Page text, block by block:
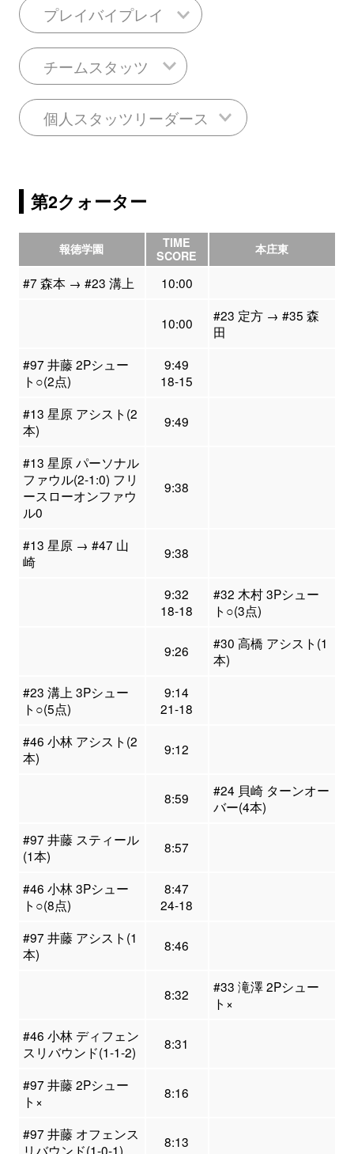
プレイバイプレイ
チームスタッツ
個人スタッツリーダース
第2クォーター
報徳学園
TIME
SCORE
本庄東
#7 森本 → #23 溝上 10:00
10:00
#23 定方 → #35 森
田
#97 井藤 2Pシュー
ト○(2点)
9:49
18-15
#13 星原 アシスト(2
本)
9:49
#13 星原 パーソナル
ファウル(2-1:0) フリ
ースローオンファウ
ル0
9:38
#13 星原 → #47 山
崎
9:38
9:32
18-18
#32 木村 3Pシュー
ト○(3点)
9:26
#30 高橋 アシスト(1
本)
#23 溝上 3Pシュー
ト○(5点)
9:14
21-18
#46 小林 アシスト(2
本)
9:12
8:59
#24 貝崎 ターンオー
バー(4本)
#97 井藤 スティール
(1本)
8:57
#46 小林 3Pシュー
ト○(8点)
8:47
24-18
#97 井藤 アシスト(1
本)
8:46
8:32
#33 滝澤 2Pシュー
ト×
#46 小林 ディフェン
スリバウンド(1-1-2)
8:31
#97 井藤 2Pシュー
ト×
8:16
#97 井藤 オフェンス
リバウンド(1-0-1)
8:13